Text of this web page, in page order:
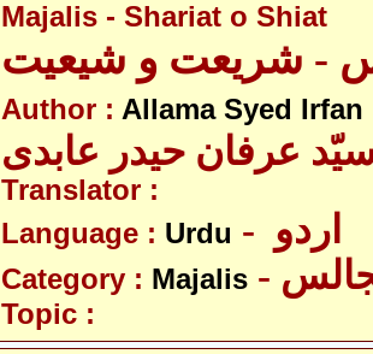
Majalis - Shariat o Shiat
Author : Allama Syed
عرفان حیدر عابدی
Translator :
Language : Urdu
Category : Majalis
Topic :